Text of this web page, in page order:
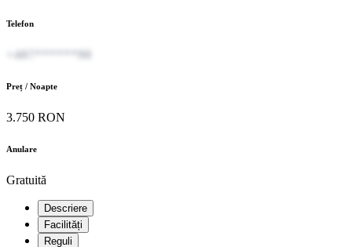
Telefon
+407******90
Preț / Noapte
3.750 RON
Anulare
Gratuită
Descriere
Facilități
Reguli